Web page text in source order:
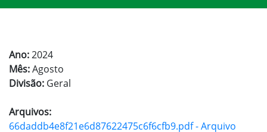
Ano:2024
Mês:Agosto
Divisão: Geral
Arquivos:
66daddb4e8f21e6d87622475c6f6cfb9.pdf - Arquivo